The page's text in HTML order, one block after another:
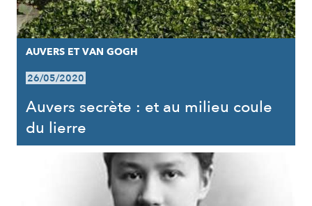
AUVERS ET VAN GOGH
26/05/2020
Auvers secrète : et au milieu coule
du lierre